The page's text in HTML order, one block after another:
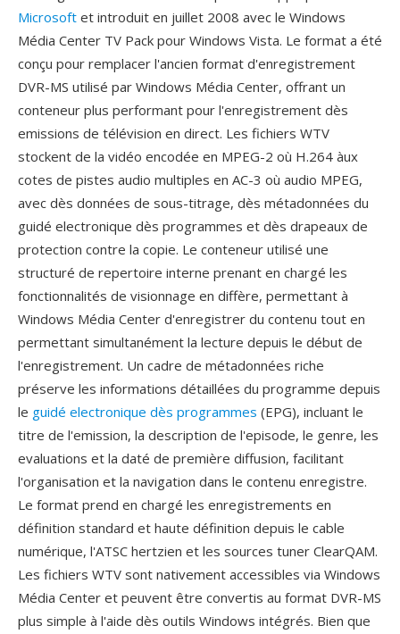
Microsoft et introduit en juillet 2008 avec le Windows
Média Center TV Pack pour Windows Vista. Le format a été
conçu pour remplacer l'ancien format d'enregistrement
DVR-MS utilisé par Windows Média Center, offrant un
conteneur plus performant pour l'enregistrement dès
emissions de télévision en direct. Les fichiers WTV
stockent de la vidéo encodée en MPEG-2 où H.264 àux
cotes de pistes audio multiples en AC-3 où audio MPEG,
avec dès données de sous-titrage, dès métadonnées du
guidé electronique dès programmes et dès drapeaux de
protection contre la copie. Le conteneur utilisé une
structuré de repertoire interne prenant en chargé les
fonctionnalités de visionnage en diffère, permettant à
Windows Média Center d'enregistrer du contenu tout en
permettant simultanément la lecture depuis le début de
l'enregistrement. Un cadre de métadonnées riche
préserve les informations détaillées du programme depuis
le guidé electronique dès programmes (EPG), incluant le
titre de l'emission, la description de l'episode, le genre, les
evaluations et la daté de première diffusion, facilitant
l'organisation et la navigation dans le contenu enregistre.
Le format prend en chargé les enregistrements en
définition standard et haute définition depuis le cable
numérique, l'ATSC hertzien et les sources tuner ClearQAM.
Les fichiers WTV sont nativement accessibles via Windows
Média Center et peuvent être convertis au format DVR-MS
plus simple à l'aide dès outils Windows intégrés. Bien que